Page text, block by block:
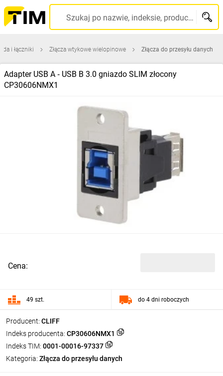
Szukaj po nazwie, indeksie, producencie, kodzie kreskowym...
i łączniki Złącza wtykowe wielopinowe Złącza do przesyłu danych
Adapter USB A ‑ USB B 3.0 gniazdo SLIM złocony
CP30606NMX1
Producent: CLIFF
Indeks producenta: CP30606NMX1
Indeks TIM: 0001-00016-97337
Kategoria: Złącza do przesyłu danych
Cena:
49 szt. do 4 dni roboczych